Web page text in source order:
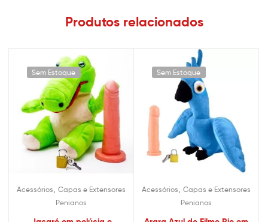
Produtos relacionados
Sem Estoque
Acessórios Capas e Extensores
Penianos
Sem Estoque
Acessórios Capas e Extensores
Penianos